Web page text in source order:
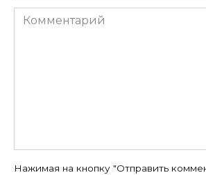
Комментарий
Нажимая на кнопку "Отправить